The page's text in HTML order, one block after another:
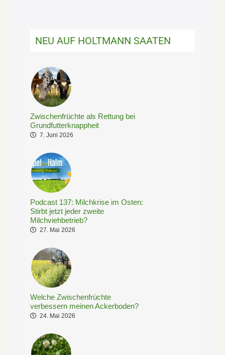
NEU AUF HOLTMANN SAATEN
Zwischenfrüchte als Rettung bei
Grundfutterknappheit
7. Juni 2026
Podcast 137: Milchkrise im Osten:
Stirbt jetzt jeder zweite
Milchviehbetrieb?
27. Mai 2026
Welche Zwischenfrüchte
verbessern meinen Ackerboden?
24. Mai 2026